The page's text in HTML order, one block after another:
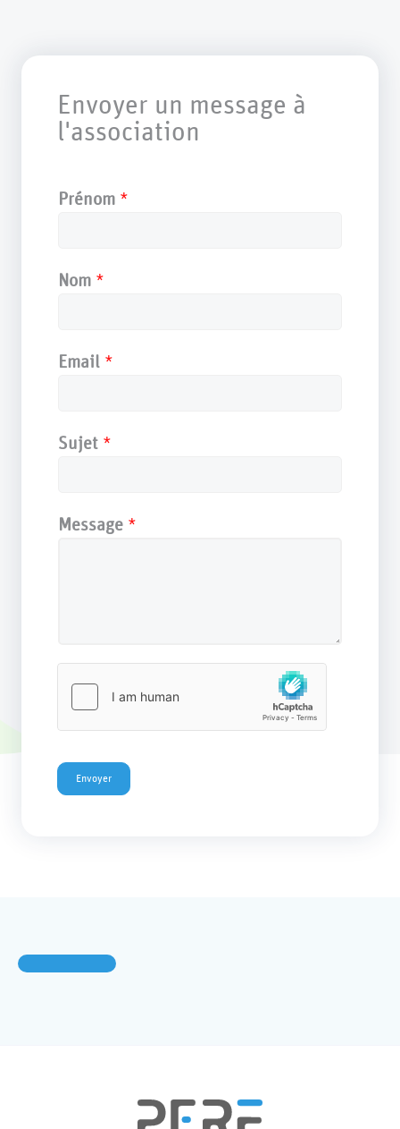
Envoyer un message à
l'association
Prénom *
Nom *
Email *
Sujet *
Message *
Envoyer